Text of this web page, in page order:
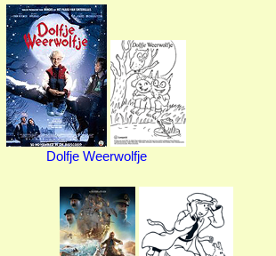
Dolfje Weerwolfje